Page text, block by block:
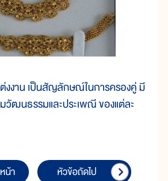
ต่งงาน เป็นสัญลักษณ์ในการครองคู่ มี
วัฒนธรรมและประเพณี ของแต่ละ
น้า หัวข้อถัดไป